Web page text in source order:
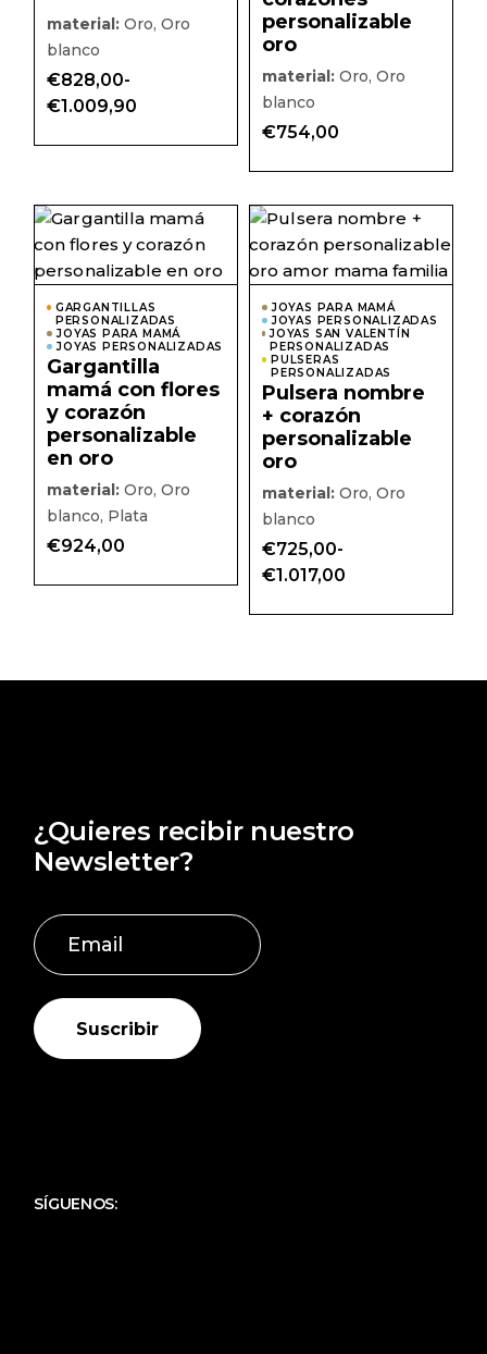
material: Oro, Oro
blanco
€828,00-
€1.009,90
Rango
de
desde
€1.009,90
personalizable
oro
material:Oro, Oro
blanco
€754,00
Este
producto
múltiples
variantes.
opciones
pueden
elegir
página
producto
GARGANTILLAS
PERSONALIZADAS
JOYAS PARA MAMÁ
JOYAS PERSONALIZADAS
Gargantilla
mamá con flores
y corazón
personalizable
en oro
material: Oro, Oro
blanco, Plata
€924,00
JOYAS PARA MAMÁ
JOYAS PERSONALIZADAS
JOYAS SAN VALENTÍN
PERSONALIZADAS
PULSERAS
PERSONALIZADAS
Pulsera nombre
+ corazón
personalizable
oro
material:Oro, Oro
blanco
€725,00-
€1.017,00
Rango
de
desde
¿Quieres recibir nuestro
Newsletter?
Suscribir
SÍGUENOS: